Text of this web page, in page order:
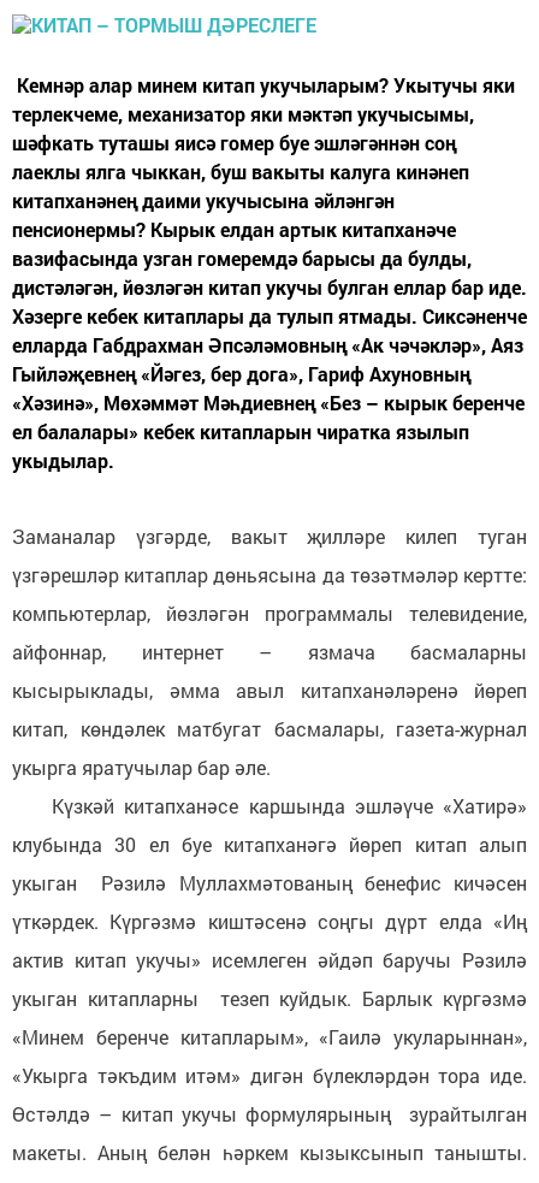
Кемнәр алар минем китап укучыларым? Укытучы яки
терлекчеме, механизатор яки мәктәп укучысымы,
шәфкать туташы яисә гомер буе эшләгәннән соң
лаеклы ялга чыккан, буш вакыты калуга кинәнеп
китапханәнең даими укучысына әйләнгән
пенсионермы? Кырык елдан артык китапханәче
вазифасында узган гомеремдә барысы да булды,
дистәләгән, йөзләгән китап укучы булган еллар бар иде.
Хәзерге кебек китаплары да тулып ятмады. Сиксәненче
елларда Габдрахман Әпсәләмовның «Ак чәчәкләр», Аяз
Гыйләҗевнең «Йәгез, бер дога», Гариф Ахуновның
«Хәзинә», Мөхәммәт Мәһдиевнең «Без – кырык беренче
ел балалары» кебек китапларын чиратка язылып
укыдылар.
Заманалар үзгәрде, вакыт җилләре килеп туган
үзгәрешләр китаплар дөньясына да төзәтмәләр кертте:
компьютерлар, йөзләгән программалы телевидение,
айфоннар, интернет – язмача басмаларны
кысырыклады, әмма авыл китапханәләренә йөреп
китап, көндәлек матбугат басмалары, газета-журнал
укырга яратучылар бар әле.
Күзкәй китапханәсе каршында эшләүче «Хатирә»
клубында 30 ел буе китапханәгә йөреп китап алып
укыган Рәзилә Муллахмәтованың бенефис кичәсен
үткәрдек. Күргәзмә киштәсенә соңгы дүрт елда «Иң
актив китап укучы» исемлеген әйдәп баручы Рәзилә
укыган китапларны тезеп куйдык. Барлык күргәзмә
«Минем беренче китапларым», «Гаилә укуларыннан»,
«Укырга тәкъдим итәм» дигән бүлекләрдән тора иде.
Өстәлдә – китап укучы формулярының зурайтылган
макеты. Аның белән һәркем кызыксынып танышты.